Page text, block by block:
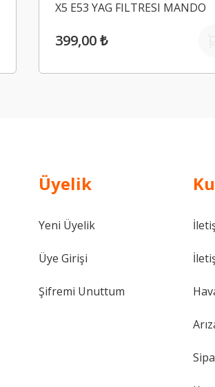
X5 E53 YAG FILTRESI MANDO
399,00 ₺
Üyelik
Yeni Üyelik
Üye Girişi
Şifremi Unuttum